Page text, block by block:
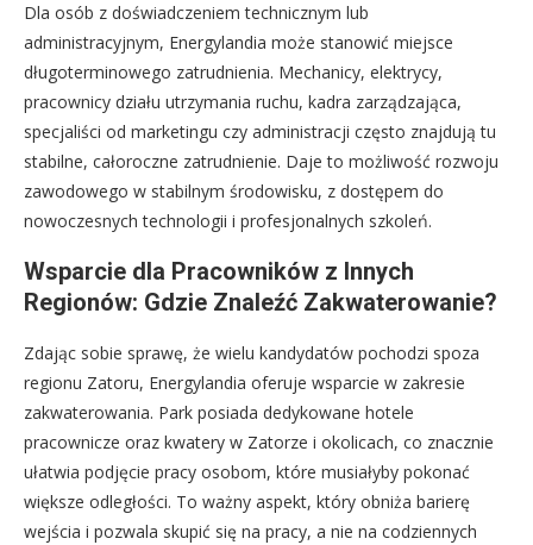
Dla osób z doświadczeniem technicznym lub
administracyjnym, Energylandia może stanowić miejsce
długoterminowego zatrudnienia. Mechanicy, elektrycy,
pracownicy działu utrzymania ruchu, kadra zarządzająca,
specjaliści od marketingu czy administracji często znajdują tu
stabilne, całoroczne zatrudnienie. Daje to możliwość rozwoju
zawodowego w stabilnym środowisku, z dostępem do
nowoczesnych technologii i profesjonalnych szkoleń.
Wsparcie dla Pracowników z Innych
Regionów: Gdzie Znaleźć Zakwaterowanie?
Zdając sobie sprawę, że wielu kandydatów pochodzi spoza
regionu Zatoru, Energylandia oferuje wsparcie w zakresie
zakwaterowania. Park posiada dedykowane hotele
pracownicze oraz kwatery w Zatorze i okolicach, co znacznie
ułatwia podjęcie pracy osobom, które musiałyby pokonać
większe odległości. To ważny aspekt, który obniża barierę
wejścia i pozwala skupić się na pracy, a nie na codziennych